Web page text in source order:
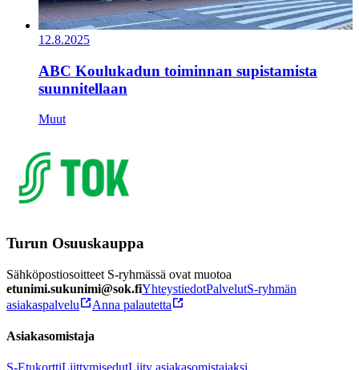
12.8.2025
ABC Koulukadun toiminnan supistamista
suunnitellaan
Muut
Turun Osuuskauppa
Sähköpostiosoitteet S-ryhmässä ovat muotoa
etunimi.sukunimi@sok.fiYhteystiedotPalvelutS-ryhmän
asiakaspalvelu
Anna palautetta
Asiakasomistaja